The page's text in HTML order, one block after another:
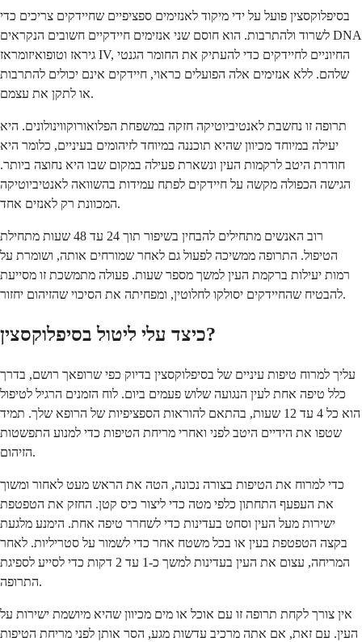
בסיפלוקסצין פועל על ידי מיקוד לאנזימים ספציפיים שחיידקים צריכים כדי
לשרוד ולהתרבות. הוא חוסם שני אנזימים חיידקיים חשובים הנקראים DNA
גיראז וטופואיזומראז IV, החיוניים לחיידקים כדי להעתיק את החומר הגנטי
שלהם. ללא אנזימים אלה הפועלים כראוי, חיידקים אינם יכולים להתרבות
או לתקן את עצמם.
תרופה זו נחשבת לאנטיביוטיקה חזקה במשפחת הפלואורוקווינולונים. היא
יעילה במיוחד מכיוון שהיא תוכננה במיוחד לזיהומים בעיניים, כלומר היא
חודרת היטב לרקמות העין ונשארת פעילה במקום שבו היא נחוצה ביותר.
הגישה הכפולה מקשה על חיידקים לפתח עמידות בהשוואה לאנטיביוטיקה
המכוונת רק לאנזים אחד.
רוב האנשים מתחילים להבחין בשיפור תוך 24 עד 48 שעות מתחילת
הטיפול. התרופה ממשיכה לפעול גם לאחר שמורחים אותה, ושומרת על
רמות יעילות ברקמת העין למשך מספר שעות. פעולה מתמשכת זו מסייעת
להבטיח שהחיידקים יסולקו לחלוטין, ומפחיתה את הסיכוי שהזיהום יחזור.
כיצד עלי ליטול בסיפלוקסצין?
עליך למרוח טיפות עיניים של בסיפלוקסצין בדיוק כפי שרופאך רושם, בדרך
כלל טיפה אחת לעין הנגועה שלוש פעמים ביום. לוח הזמנים הרגיל לטיפול
הוא כל 4 עד 12 שעות, בהתאם להוראות הספציפיות של הרופא שלך. תמיד
שטפו את הידיים היטב לפני ואחרי מריחת הטיפות כדי למנוע התפשטות
הזיהום.
כדי למרוח את הטיפות בצורה נכונה, הטה את הראש מעט לאחור ומשוך
את העפעף התחתון כלפי מטה כדי ליצור כיס קטן. החזק את הטפטפת
ישירות מעל העין וסחט בעדינות כדי לשחרר טיפה אחת. הימנע מלגעת
בקצה הטפטפת בעין או בכל משטח אחר כדי לשמור על סטריליות. לאחר
המריחה, עצום את העין בעדינות למשך כ-1 עד 2 דקות כדי לסייע לספיגת
התרופה.
אין צורך לקחת תרופה זו עם אוכל או מים מכיוון שהיא מיושמת ישירות על
העין. עם זאת, אם אתה מרכיב עדשות מגע, הסר אותן לפני מריחת הטיפות